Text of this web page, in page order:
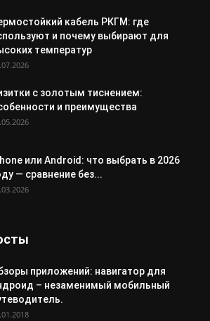
кабель РКГМ: где
и почему выбирают для
температур
с золотым тиснением:
и преимущества
или Android: что выбрать в 2026
— сравнение без...
приложений: навигатор для
– незаменимый мобильный